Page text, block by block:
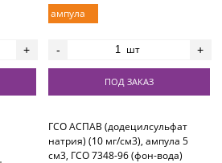
+
ампула
- шт +
ПОД ЗАКАЗ
ГСО АСПАВ (додецилсульфат
натрия) (10 мг/см3), ампула 5
см3, ГСО 7348-96 (фон-вода)